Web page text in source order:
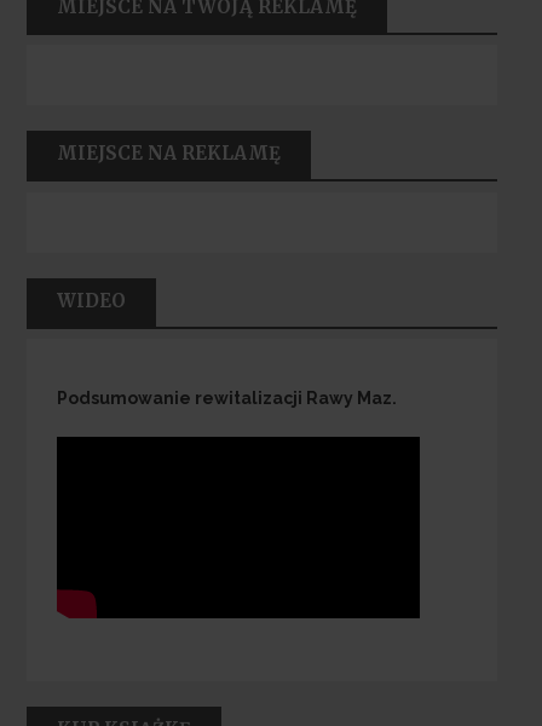
MIEJSCE NA TWOJĄ REKLAMĘ
MIEJSCE NA REKLAMĘ
WIDEO
Podsumowanie rewitalizacji Rawy Maz.